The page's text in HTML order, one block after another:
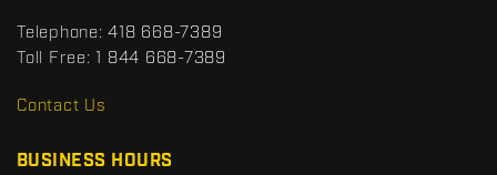
t
s
R
Telephone: 418 668-7389
Toll Free: 1 844 668-7389
Contact Us
BUSINESS HOURS